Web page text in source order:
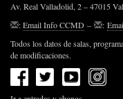
Av. Real Valladolid, 2 – 47015
:Email Info CCMD – :
Todos los datos de salas,
de modificaciones.